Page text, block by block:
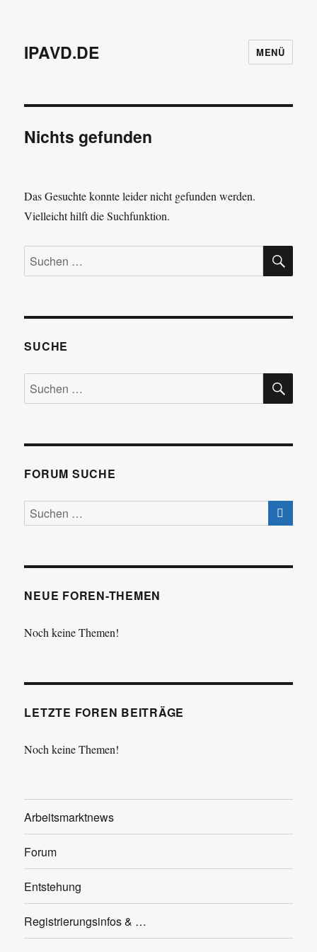
IPAVD.DE MENÜ
Nichts gefunden
Das Gesuchte konnte leider nicht gefunden werden.
Vielleicht hilft die Suchfunktion.
Suchen
nach:
SUCHE
Suchen
nach:
FORUM SUCHE
NEUE FOREN-THEMEN
Noch keine Themen!
LETZTE FOREN BEITRÄGE
Noch keine Themen!
Arbeitsmarktnews
Forum
Entstehung
Registrierungsinfos & …